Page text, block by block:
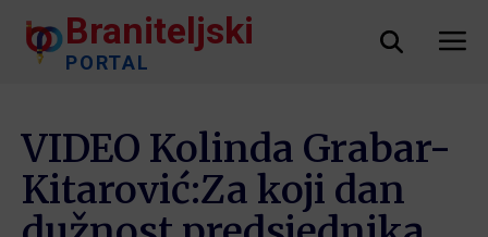
Braniteljski
PORTAL
VIDEO Kolinda Grabar-
Kitarović:Za koji dan